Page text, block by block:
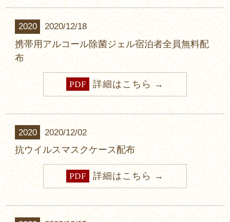
2020 2020/12/18
携帯用アルコール除菌ジェル宿泊者全員無料配
布
PDF 詳細はこちら
2020 2020/12/02
抗ウイルスマスクケース配布
PDF 詳細はこちら